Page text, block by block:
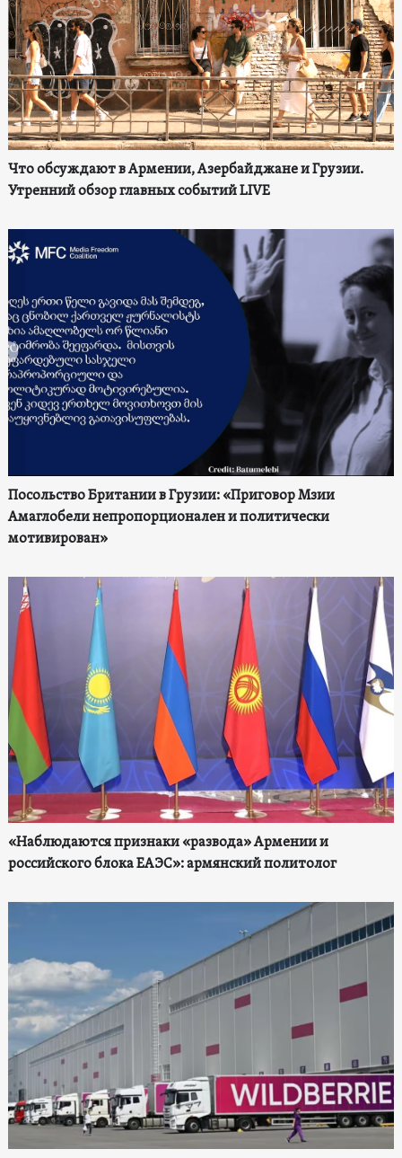
Что обсуждают в Армении, Азербайджане и Грузии.
Утренний обзор главных событий LIVE
Посольство Британии в Грузии: «Приговор Мзии
Амаглобели непропорционален и политически
мотивирован»
«Наблюдаются признаки «развода» Армении и
российского блока ЕАЭС»: армянский политолог